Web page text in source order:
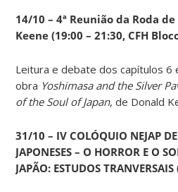
14/10 – 4ª Reunião da Roda
Keene (19:00 – 21:30, CFH
Leitura e debate dos capítulos 6
obra Yoshimasa and the Silver
of the Soul of Japan, de Donald
31/10 – IV COLÓQUIO NEJAP DE
JAPONESES – O HORROR E O
JAPÃO: ESTUDOS